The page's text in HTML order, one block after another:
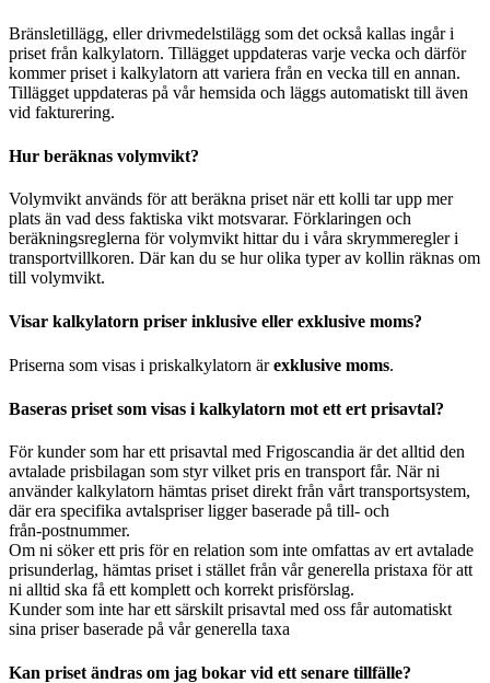
Bränsletillägg, eller drivmedelstilägg som det också kallas ingår i
priset från kalkylatorn. Tillägget uppdateras varje vecka och därför
kommer priset i kalkylatorn att variera från en vecka till en annan.
Tillägget uppdateras på vår hemsida och läggs automatiskt till även
vid fakturering.
Hur beräknas volymvikt?
Volymvikt används för att beräkna priset när ett kolli tar upp mer
plats än vad dess faktiska vikt motsvarar. Förklaringen och
beräkningsreglerna för volymvikt hittar du i våra skrymmeregler i
transportvillkoren. Där kan du se hur olika typer av kollin räknas om
till volymvikt.
Visar kalkylatorn priser inklusive eller exklusive moms?
Priserna som visas i priskalkylatorn ärexklusive moms.
Baseras priset som visas i kalkylatorn mot ett ert prisavtal?
För kunder som har ett prisavtal med Frigoscandia är det alltid den
avtalade prisbilagan som styr vilket pris en transport får. När ni
använder kalkylatorn hämtas priset direkt från vårt transportsystem,
där era specifika avtalspriser ligger baserade på till- och
från‑postnummer.
Om ni söker ett pris för en relation som inte omfattas av ert avtalade
prisunderlag, hämtas priset i stället från vår generella pristaxa för att
ni alltid ska få ett komplett och korrekt prisförslag.
Kunder som inte har ett särskilt prisavtal med oss får automatiskt
sina priser baserade på vår generella taxa
Kan priset ändras om jag bokar vid ett senare tillfälle?